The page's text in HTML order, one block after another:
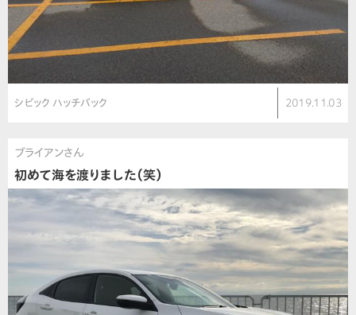
シビック ハッチバック 2019.11.03
ブライアンさん
初めて海を渡りました（笑）